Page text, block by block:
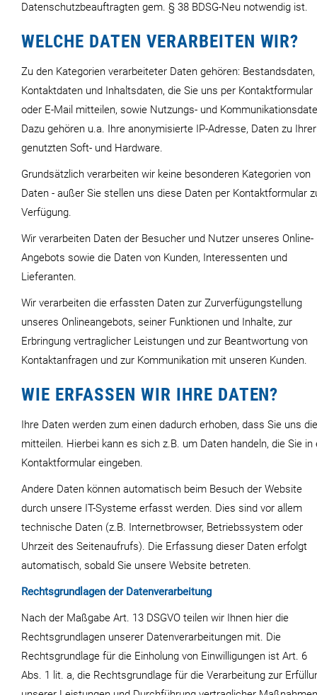
Datenschutzbeauftragten gem. § 38 BDSG-Neu notwendig ist.
WELCHE DATEN VERARBEITEN WIR?
Zu den Kategorien verarbeiteter Daten gehören: Bestandsdaten,
Kontaktdaten und Inhaltsdaten, die Sie uns per Kontaktformular
oder E-Mail mitteilen, sowie Nutzungs- und
Dazu gehören u.a. Ihre anonymisierte IP-Adresse, Daten zu Ihrer
genutzten Soft- und Hardware.
Grundsätzlich verarbeiten wir keine besonderen Kategorien von
Daten - außer Sie stellen uns diese Daten per Kontaktformular
Verfügung.
Wir verarbeiten Daten der Besucher und Nutzer unseres Online-
Angebots sowie die Daten von Kunden, Interessenten und
Lieferanten.
Wir verarbeiten die erfassten Daten zur Zurverfügungstellung
unseres Onlineangebots, seiner Funktionen und Inhalte, zur
Erbringung vertraglicher Leistungen und zur Beantwortung von
Kontaktanfragen und zur Kommunikation mit unseren Kunden.
WIE ERFASSEN WIR IHRE DATEN?
Ihre Daten werden zum einen dadurch erhoben, dass Sie uns
mitteilen. Hierbei kann es sich z.B. um Daten handeln, die Sie in
Kontaktformular eingeben.
Andere Daten können automatisch beim Besuch der Website
durch unsere IT-Systeme erfasst werden. Dies sind vor allem
technische Daten (z.B. Internetbrowser, Betriebssystem oder
Uhrzeit des Seitenaufrufs). Die Erfassung dieser Daten erfolgt
automatisch, sobald Sie unsere Website betreten.
Rechtsgrundlagen der Datenverarbeitung
Nach der Maßgabe Art. 13 DSGVO teilen wir Ihnen hier die
Rechtsgrundlagen unserer Datenverarbeitungen mit. Die
Rechtsgrundlage für die Einholung von Einwilligungen ist Art. 6
Abs. 1 lit. a, die Rechtsgrundlage für die Verarbeitung zur